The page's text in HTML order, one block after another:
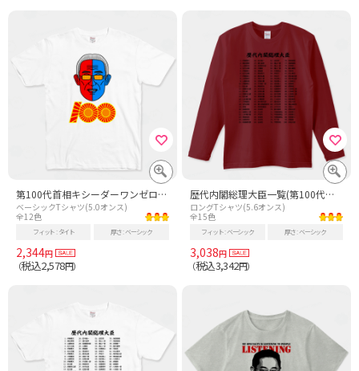
第100代首相キシーダーワンゼロゼロ
ベーシックTシャツ(5.0オンス)
全12色
フィット タイト 厚さ ベーシック
2,344円
（税込2,578円）
歴代内閣総理大臣一覧(第100代岸田文雄まで)
ロングTシャツ(5.6オンス)
全15色
フィット ベーシック 厚さ ベーシック
3,038円
（税込3,342円）